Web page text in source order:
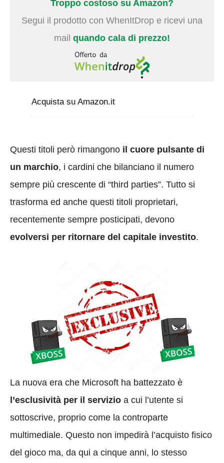
Troppo costoso su Amazon?
Segui il prodotto con WhenItDrop e ricevi una
mail quando cala di prezzo!
Acquista su Amazon.it
Questi titoli però rimangono il cuore pulsante di
un marchio, i cardini che bilanciano il numero
sempre più crescente di “third parties”. Tutto si
trasforma ed anche questi titoli proprietari,
recentemente sempre posticipati, devono
evolversi per ritornare del capitale investito.
La nuova era che Microsoft ha battezzato è
l’esclusività per il servizio a cui l’utente si
sottoscrive, proprio come la controparte
multimediale. Questo non impedirà l’acquisto fisico
del gioco ma, da qui a cinque anni, lo stesso